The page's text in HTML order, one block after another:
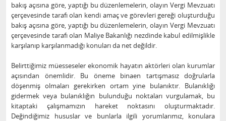
bakış açısına göre, yaptığı bu düzenlemelerin, olayın Vergi Mevzuatı
çerçevesinde tarafı olan kendi amaç ve görevleri gereği oluşturduğu
bakış açısına göre, yaptığı bu düzenlemelerin, olayın Vergi Mevzuatı
çerçevesinde tarafı olan Maliye Bakanlığı nezdinde kabul edilmişlikle
karşılanıp karşılanmadığı konuları da net değildir.
Belirttiğimiz müesseseler ekonomik hayatın aktörleri olan kurumlar
açısından önemlidir. Bu öneme binaen tartışmasız doğrularla
döşenmiş olmaları gerekirken ortam yine bulanıktır. Bulanıklığı
gidermek veya bulanıklığın bulunduğu noktaları vurgulamak, bu
kitaptaki çalışmamızın hareket noktasını oluşturmaktadır.
Değindiğimiz hususlar ve bunlarla ilgili yorumlarımız, konulara